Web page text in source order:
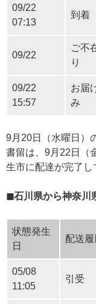
09/22
07:13
到着
09/22
ご不
り
09/22
15:57
お届
み
9月20日（水曜日）
書留は、9月22日（
生市に配達が完了し
◼石川県から神奈川
状態発生
日
配送
05/08
11:05
引受